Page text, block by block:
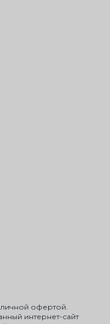
офертой.
интернет-сайт